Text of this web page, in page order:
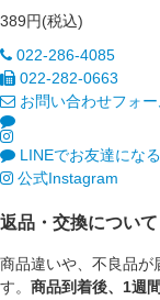
389円(税込)
022-286-4085
022-282-0663
お問い合わせフォー
LINEでお友達になる
公式Instagram
返品・交換について
商品違いや、不良品が
す。 商品到着後、1週